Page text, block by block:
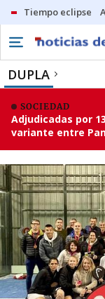
Tiempo eclipse
DUPLA
SOCIEDAD
Adjudicadas por
variante entre